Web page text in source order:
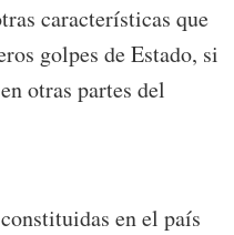
características que
golpes de Estado, si
otras partes del
en el país